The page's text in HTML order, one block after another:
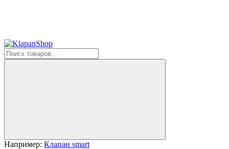
Например: Клапан smart